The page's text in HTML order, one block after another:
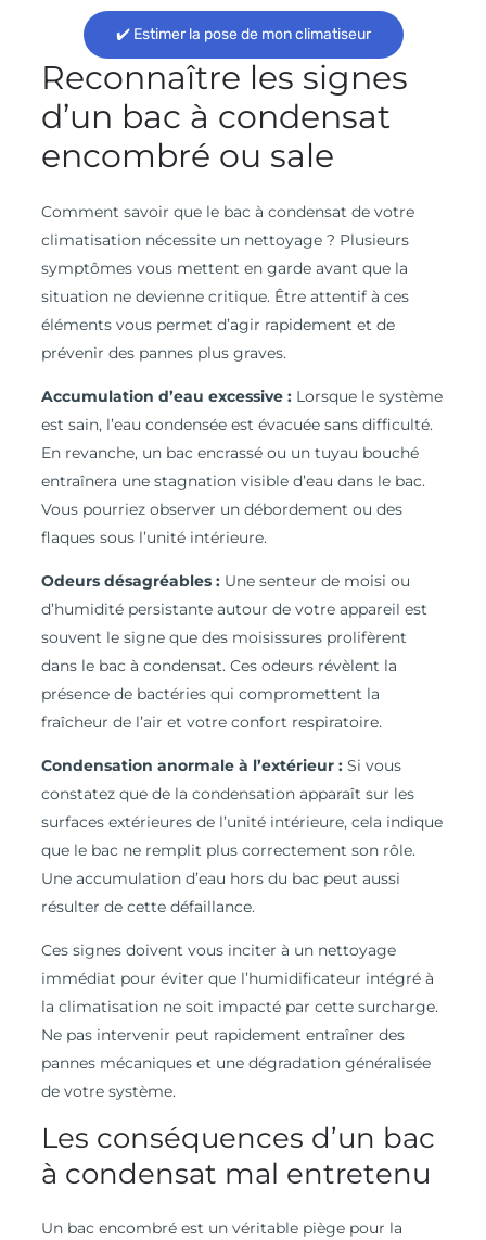
✔️ Estimer la pose de mon climatiseur
Reconnaître les signes
d’un bac à condensat
encombré ou sale
Comment savoir que le bac à condensat de votre
climatisation nécessite un nettoyage ? Plusieurs
symptômes vous mettent en garde avant que la
situation ne devienne critique. Être attentif à ces
éléments vous permet d’agir rapidement et de
prévenir des pannes plus graves.
Accumulation d’eau excessive :Lorsque le système
est sain, l’eau condensée est évacuée sans difficulté.
En revanche, un bac encrassé ou un tuyau bouché
entraînera une stagnation visible d’eau dans le bac.
Vous pourriez observer un débordement ou des
flaques sous l’unité intérieure.
Odeurs désagréables :Une senteur de moisi ou
d’humidité persistante autour de votre appareil est
souvent le signe que des moisissures prolifèrent
dans le bac à condensat. Ces odeurs révèlent la
présence de bactéries qui compromettent la
fraîcheur de l’air et votre confort respiratoire.
Condensation anormale à l’extérieur :Si vous
constatez que de la condensation apparaît sur les
surfaces extérieures de l’unité intérieure, cela indique
que le bac ne remplit plus correctement son rôle.
Une accumulation d’eau hors du bac peut aussi
résulter de cette défaillance.
Ces signes doivent vous inciter à un nettoyage
immédiat pour éviter que l’humidificateur intégré à
la climatisation ne soit impacté par cette surcharge.
Ne pas intervenir peut rapidement entraîner des
pannes mécaniques et une dégradation généralisée
de votre système.
Les conséquences d’un bac
à condensat mal entretenu
Un bac encombré est un véritable piège pour la